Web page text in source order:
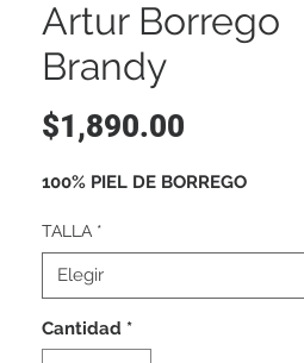
Artur Borrego
Brandy
$1,890.00Precio
100% PIEL DE BORREGO
TALLA *
Elegir
Cantidad *